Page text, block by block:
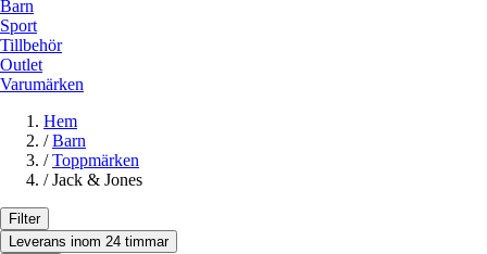
Barn
Sport
Tillbehör
Outlet
Varumärken
Hem
/ Barn
/ Toppmärken
/ Jack & Jones
Filter
Leverans inom 24 timmar